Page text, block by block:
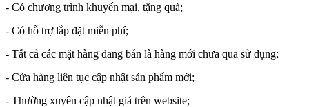
- Có chương trình khuyến mại, tặng quà;
- Có hỗ trợ lắp đặt miễn phí;
- Tất cả các mặt hàng đang bán là hàng mới chưa qua sử dụng;
- Cửa hàng liên tục cập nhật sản phẩm mới;
- Thường xuyên cập nhật giá trên website;